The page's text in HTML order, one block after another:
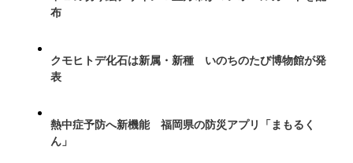
布
クモヒトデ化石は新属・新種 いのちのたび博物館が発
表
熱中症予防へ新機能 福岡県の防災アプリ「まもるく
ん」